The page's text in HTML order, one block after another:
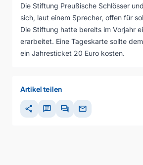
Die Stiftung Preußische Schlösser
sich, laut einem Sprecher, offen für
Die Stiftung hatte bereits im Vorjahr
erarbeitet. Eine Tageskarte sollte
ein Jahresticket 20 Euro kosten.
Artikel teilen
share chat forum mail